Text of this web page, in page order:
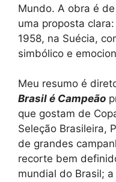
Mundo. A obra é de
uma proposta
1958, na Suécia,
simbólico e
Meu resumo é
Brasil é Campeão
que gostam de
Seleção Brasileira,
de grandes
recorte bem
mundial do Brasil;